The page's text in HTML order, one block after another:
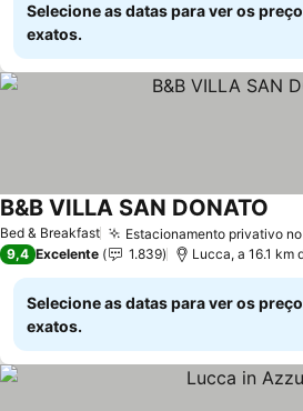
Selecione as datas para ver os
exatos.
Bed & Breakfast Estacionamento privativo
B&B VILLA SAN DONATO
9,4 Excelente 1.839 Lucca, a 16.1 km
Selecione as datas para ver os
exatos.